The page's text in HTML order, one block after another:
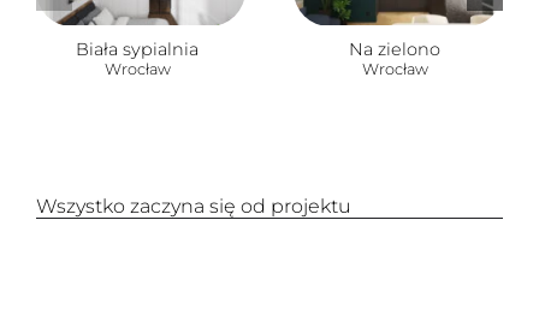
Biała sypialnia
Wrocław
Na zielono
Wrocław
Wszystko zaczyna się od projektu